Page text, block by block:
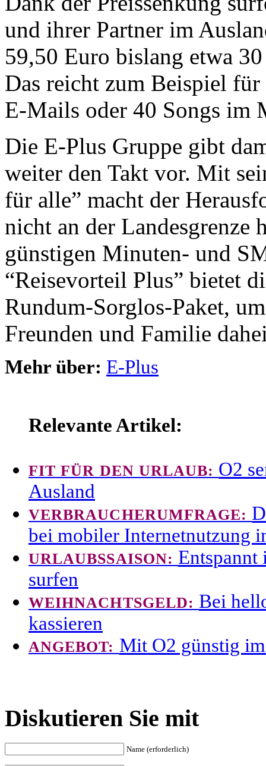
und ihrer Partner im
59,50 Euro bislang etwa
Das reicht zum Beispiel
E-Mails oder 40 Songs im
Die E-Plus Gruppe gibt
weiter den Takt vor. Mit
für alle” macht der
nicht an der Landesgrenze
günstigen Minuten- und
“Reisevorteil Plus” bietet
Rundum-Sorglos-Paket,
Freunden und Familie
Mehr über: E-Plus
Relevante Artikel:
FIT FÜR DEN URLAUB: O2
Ausland
VERBRAUCHERUMFRAGE:
bei mobiler Internetnutzung
URLAUBSSAISON:
surfen
WEIHNACHTSGELD: Bei
kassieren
ANGEBOT: Mit O2 günstig
Diskutieren Sie mit
Name (erforderlich)